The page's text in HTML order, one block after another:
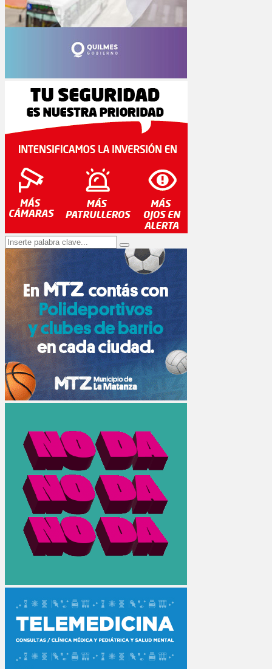
Search
for:
Search